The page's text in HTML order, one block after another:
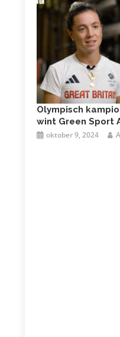
Olympisch
wint Green Sport
oktober 9, 2024